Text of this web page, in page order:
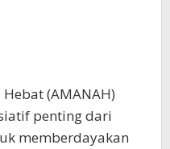
(AMANAH)
penting dari
memberdayakan